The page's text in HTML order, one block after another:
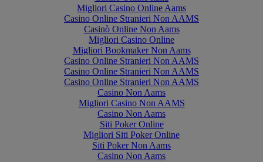
Migliori Casino Online Aams
Casino Online Stranieri Non AAMS
Casinò Online Non Aams
Migliori Casino Online
Migliori Bookmaker Non Aams
Casino Online Stranieri Non AAMS
Casino Online Stranieri Non AAMS
Casino Online Stranieri Non AAMS
Casino Non Aams
Migliori Casino Non AAMS
Casino Non Aams
Siti Poker Online
Migliori Siti Poker Online
Siti Poker Non Aams
Casino Non Aams